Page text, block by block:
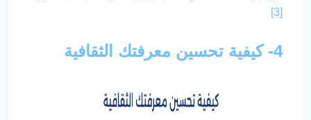
[3]
4- كيفية تحسين معرفتك الثقافية